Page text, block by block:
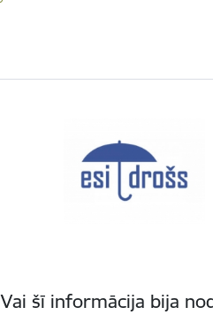
Vai šī informācija bija